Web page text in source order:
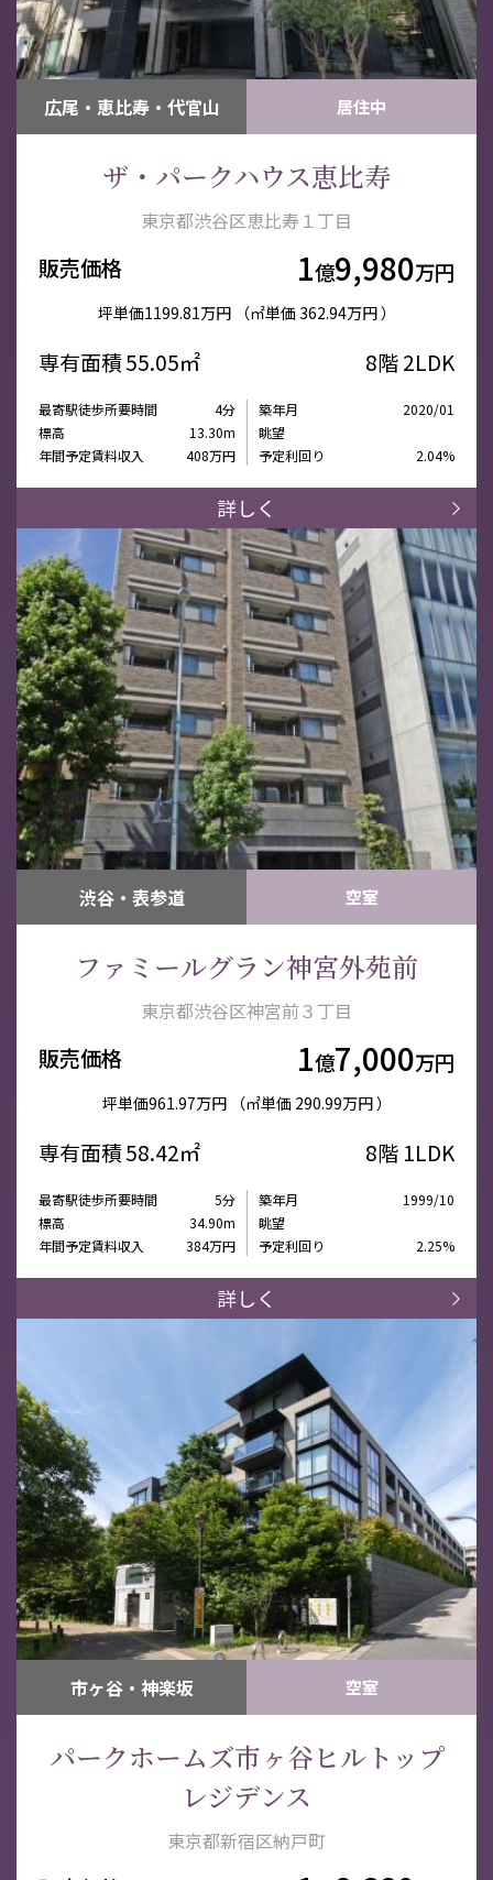
広尾・恵比寿・代官山 居住中
ザ・パークハウス恵比寿
東京都渋谷区恵比寿１丁目
販売価格 1億9,980万円
坪単価1199.81万円 （㎡単価 362.94万円 ）
専有面積55.05㎡ 8階2LDK
最寄駅徒歩所要時間
4分
標高
13.30m
年間予定賃料収入
408万円
築年月
2020/01
眺望
予定利回り
2.04%
詳しく
渋谷・表参道 空室
ファミールグラン神宮外苑前
東京都渋谷区神宮前３丁目
販売価格 1億7,000万円
坪単価961.97万円 （㎡単価 290.99万円 ）
専有面積58.42㎡ 8階 1LDK
最寄駅徒歩所要時間
5分
標高
34.90m
年間予定賃料収入
384万円
築年月
1999/10
眺望
予定利回り
2.25%
詳しく
市ヶ谷・神楽坂 空室
パークホームズ市ヶ谷ヒルトップ
レジデンス
東京都新宿区納戸町